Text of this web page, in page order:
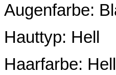
Augenfarbe:
Hauttyp: Hell
Haarfarbe: